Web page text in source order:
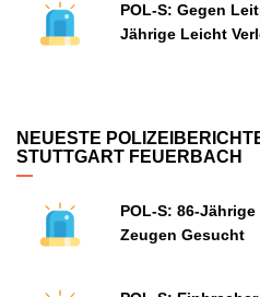
POL-S: Gegen
Jährige Leicht
NEUESTE
STUTTGART FEUERBACH
POL-S: 86-
Zeugen Gesucht